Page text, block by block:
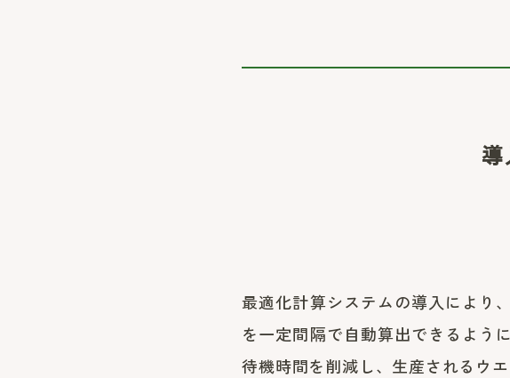
導
最適化計算システムの導入により
を一定間隔で自動算出できるよう
待機時間を削減し、生産されるウ